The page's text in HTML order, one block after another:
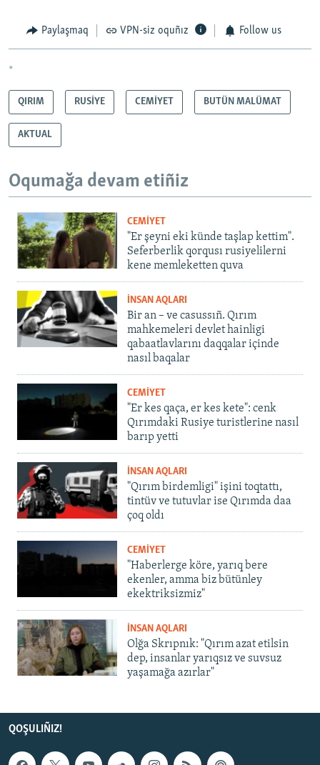
Paylaşmaq VPN-siz oquñız Follow us
*
QIRIM RUSİYE CEMİYET BUTÜN MALÜMAT
AKTUAL
Oqumağa devam etiñiz
CEMİYET
"Er şeyni eki künde taşlap kettim".
Seferberlik qorqusı rusiyelilerni
kene memleketten quva
İNSAN AQLARI
Bir an – ve casussıñ. Qırım
mahkemeleri devlet hainligi
qabaatlavlarını daqqalar içinde
nasıl baqalar
CEMİYET
"Er kes qaça, er kes kete": cenk
Qırımdaki Rusiye turistlerine nasıl
barıp yetti
İNSAN AQLARI
"Qırım birdemligi" işini toqtattı,
tintüv ve tutuvlar ise Qırımda daa
çoq oldı
CEMİYET
"Haberlerge köre, yarıq bere
ekenler, amma biz bütünley
ekektriksizmiz"
İNSAN AQLARI
Olğa Skrıpnık: "Qırım azat etilsin
dep, insanlar yarıqsız ve suvsuz
yaşamağa azırlar"
QOŞULIÑIZ!